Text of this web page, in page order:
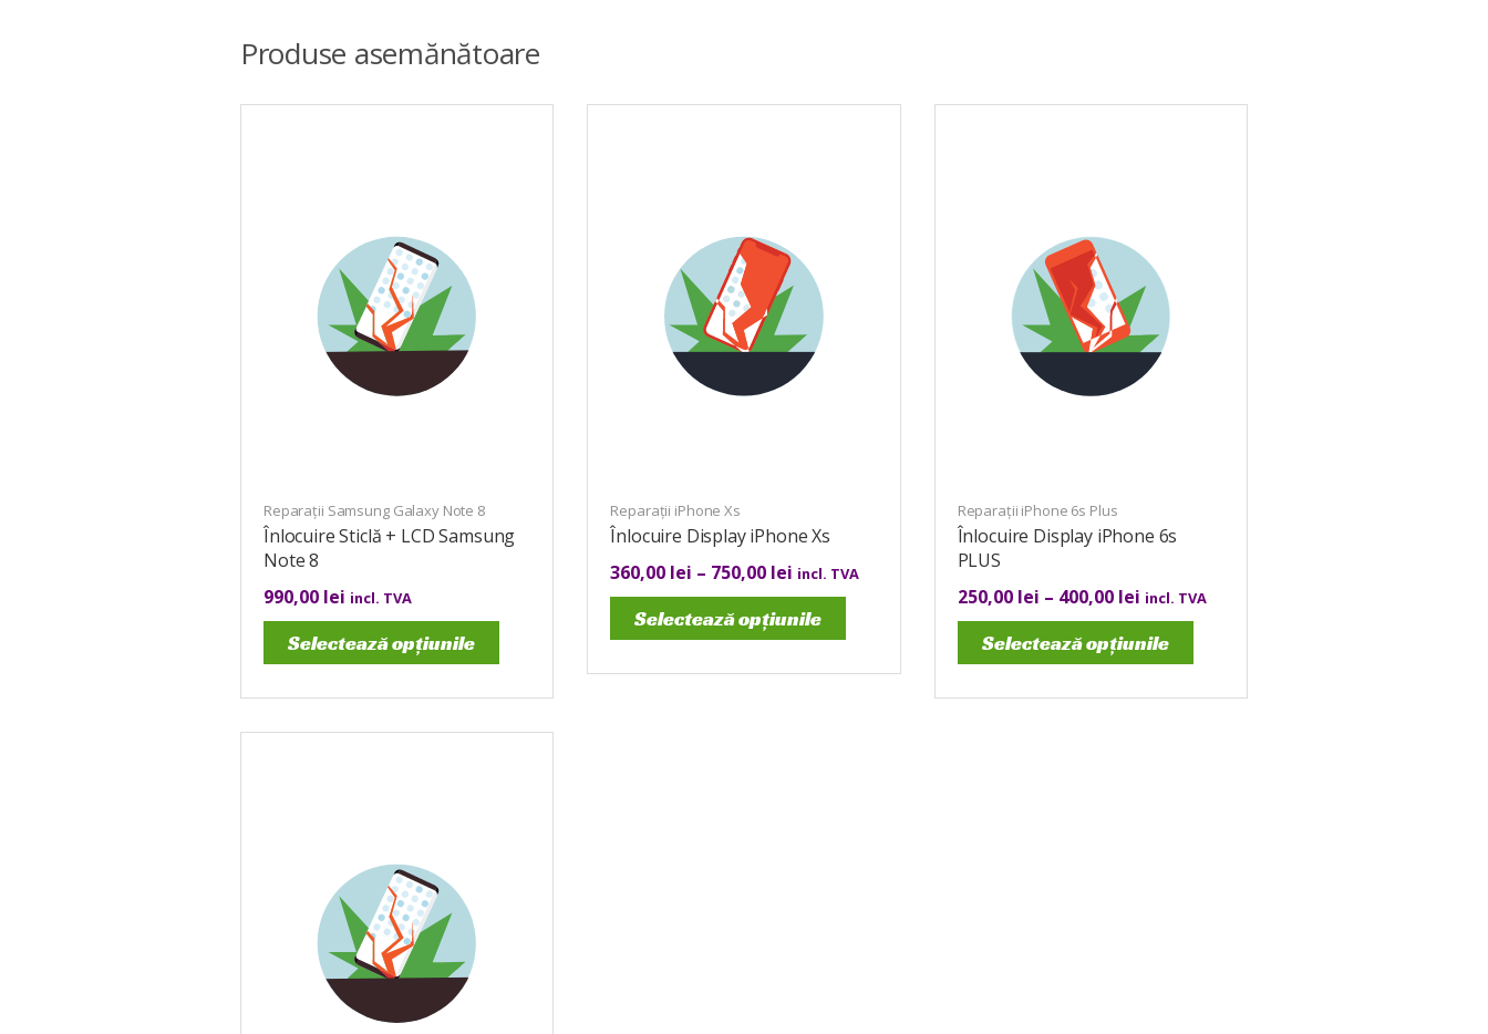
Produse asemănătoare
Reparații Samsung Galaxy Note 8
Înlocuire Sticlă + LCD Samsung
Note 8
990,00 lei incl. TVA
Selectează opțiunile
Reparații iPhone Xs
Înlocuire Display iPhone Xs
360,00 lei – 750,00 lei incl. TVA
Selectează opțiunile
Reparații iPhone 6s Plus
Înlocuire Display iPhone 6s
PLUS
250,00 lei – 400,00 lei incl. TVA
Selectează opțiunile